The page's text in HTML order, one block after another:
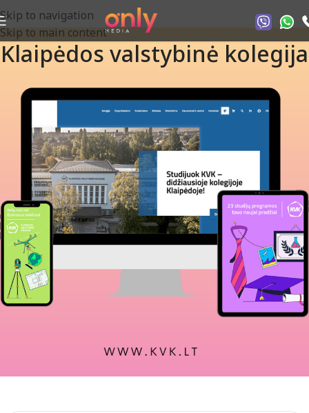
Skip to navigation
Skip to main content
Klaipėdos valstybinė kolegija